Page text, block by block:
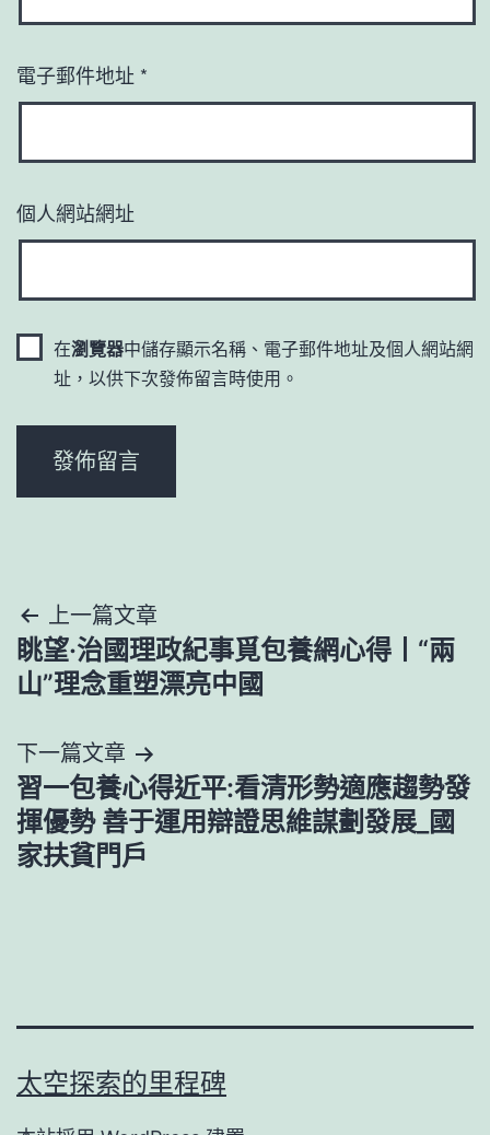
電子郵件地址 *
個人網站網址
在瀏覽器中儲存顯示名稱、電子郵件地址及個人網站網
址，以供下次發佈留言時使用。
文
章
覽
上一篇文章
眺望·治國理政紀事覓包養網心得丨“兩
山”理念重塑漂亮中國
下一篇文章
習一包養心得近平:看清形勢適應趨勢發
揮優勢 善于運用辯證思維謀劃發展_國
家扶貧門戶
太空探索的里程碑